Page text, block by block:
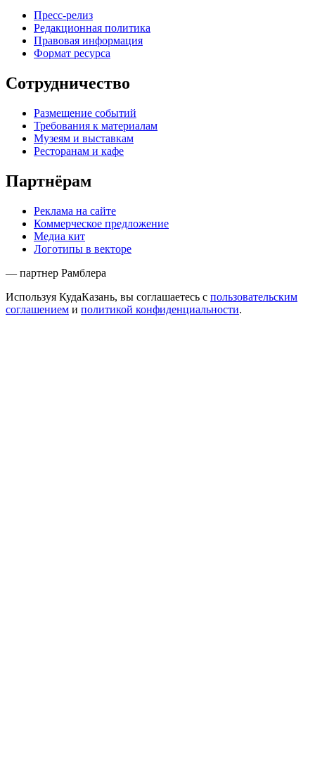
Пресс-релиз
Редакционная политика
Правовая информация
Формат ресурса
Сотрудничество
Размещение событий
Требования к материалам
Музеям и выставкам
Ресторанам и кафе
Партнёрам
Реклама на сайте
Коммерческое предложение
Медиа кит
Логотипы в векторе
— партнер Рамблера
Используя КудаКазань, вы соглашаетесь с пользовательским
соглашением и политикой конфиденциальности.